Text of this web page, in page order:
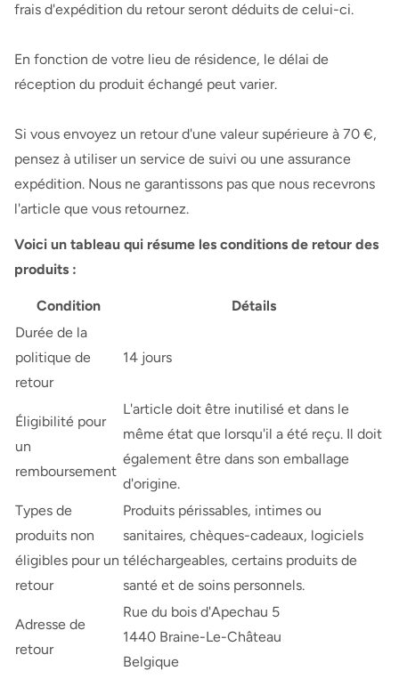
frais d'expédition du retour seront déduits de celui-ci.
En fonction de votre lieu de résidence, le délai de
réception du produit échangé peut varier.
Si vous envoyez un retour d'une valeur supérieure à 70 €,
pensez à utiliser un service de suivi ou une assurance
expédition. Nous ne garantissons pas que nous recevrons
l'article que vous retournez.
Voici un tableau qui résume les conditions de retour des
produits :
Condition
Détails
Durée de la
politique de
retour
14 jours
Éligibilité pour
un
remboursement
L'article doit être inutilisé et dans le
même état que lorsqu'il a été reçu. Il doit
également être dans son emballage
d'origine.
Types de
produits non
éligibles pour un
retour
Produits périssables, intimes ou
sanitaires, chèques-cadeaux, logiciels
téléchargeables, certains produits de
santé et de soins personnels.
Adresse de
retour
Rue du bois d'Apechau 5
1440 Braine-Le-Château
Belgique